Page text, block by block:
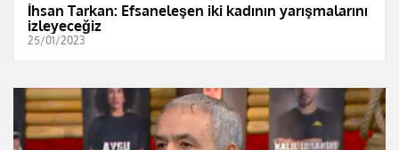
İhsan Tarkan: Efsaneleşen iki kadının yarışmalarını
izleyeceğiz
25/01/2023